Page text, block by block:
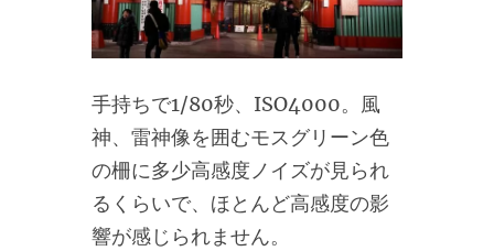
手持ちで1/80秒、ISO4000。風
神、雷神像を囲むモスグリーン色
の柵に多少高感度ノイズが見られ
るくらいで、ほとんど高感度の影
響が感じられません。